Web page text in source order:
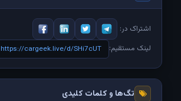
اشتراک در:
لینک مستقیم: https://cargeek.live/d/SHi7cUT
تگ‌ها و کلمات کلیدی